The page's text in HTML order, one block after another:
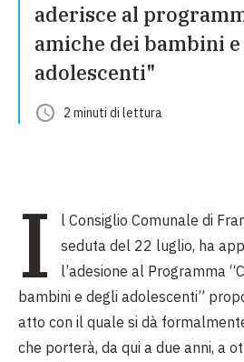
aderisce al
amiche dei bambini
adolescenti"
2 minuti di lettura
I
l Consiglio Comunale di
seduta del 22 luglio, ha
l’adesione al Programma
bambini e degli adolescenti”
atto con il quale si dà
che porterà, da qui a due anni, a